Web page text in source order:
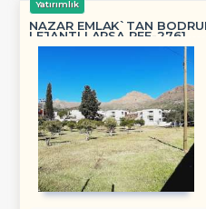
Yatırımlık
NAZAR EMLAK`TAN
LEJANTLI ARSA REF-2761